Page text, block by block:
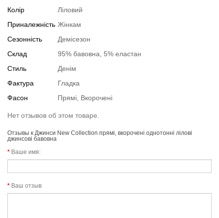
Колір
Ліловий
Приналежність Жінкам
Сезонність
Демісезон
Склад
95% бавовна, 5% еластан
Стиль
Денім
Фактура
Гладка
Фасон
Прямі, Вкорочені
Нет отзывов об этом товаре.
Отзывы к Джинси New Collection прямі, вкорочені однотонні лілові
джинсові бавовна
Ваше имя:
Ваш отзыв